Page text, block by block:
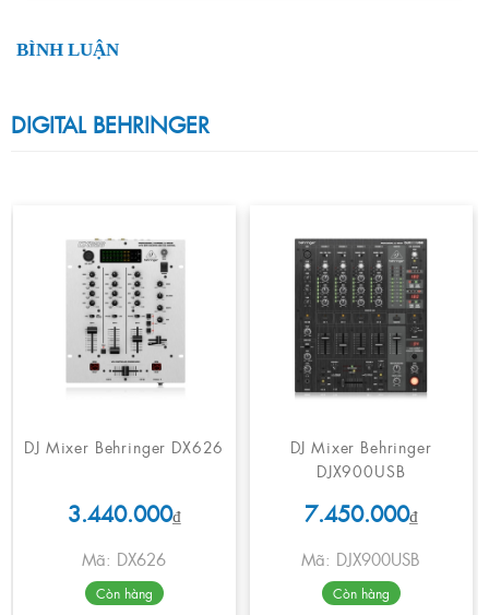
BÌNH LUẬN
DIGITAL BEHRINGER
DJ Mixer Behringer DX626
3.440.000₫
Mã: DX626
Còn hàng
DJ Mixer Behringer
DJX900USB
7.450.000₫
Mã: DJX900USB
Còn hàng